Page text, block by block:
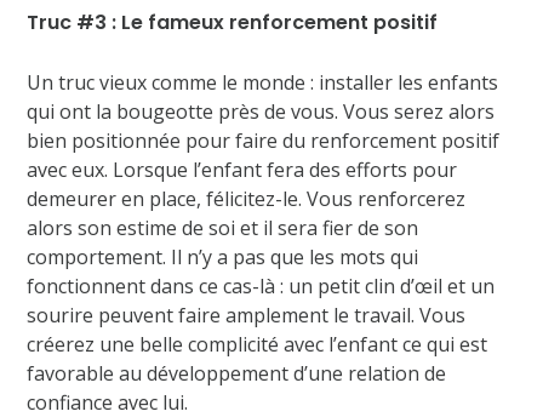
Truc #3 : Le fameux renforcement positif
Un truc vieux comme le monde : installer les enfants
qui ont la bougeotte près de vous. Vous serez alors
bien positionnée pour faire du renforcement positif
avec eux. Lorsque l’enfant fera des efforts pour
demeurer en place, félicitez-le. Vous renforcerez
alors son estime de soi et il sera fier de son
comportement. Il n’y a pas que les mots qui
fonctionnent dans ce cas-là : un petit clin d’œil et un
sourire peuvent faire amplement le travail. Vous
créerez une belle complicité avec l’enfant ce qui est
favorable au développement d’une relation de
confiance avec lui.